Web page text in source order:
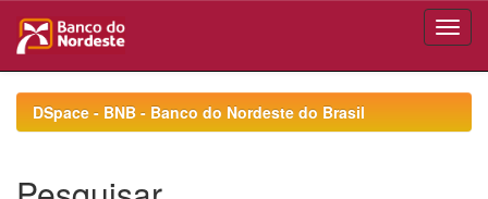
navigationDSpace - BNB - Banco do Nordeste do Brasil